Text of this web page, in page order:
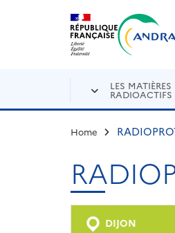
Aller au contenu principal
LES
RADIOACTIFS
Home
DIJON